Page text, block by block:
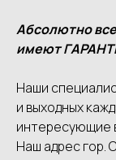
Абсолютно
имеют
Наши
и выходных
интересующие
Наш адрес гор.